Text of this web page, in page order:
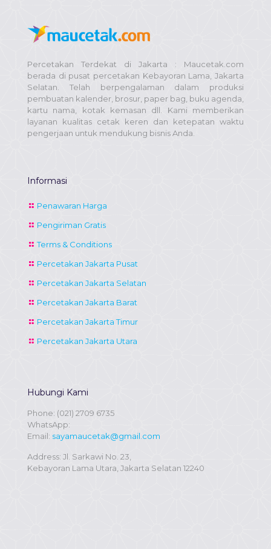
Percetakan Terdekat di Jakarta : Maucetak.com
berada di pusat percetakan Kebayoran Lama, Jakarta
Selatan. Telah berpengalaman dalam produksi
pembuatan kalender, brosur, paper bag, buku agenda,
kartu nama, kotak kemasan dll. Kami memberikan
layanan kualitas cetak keren dan ketepatan waktu
pengerjaan untuk mendukung bisnis Anda.
Informasi
Penawaran Harga
Pengiriman Gratis
Terms & Conditions
Percetakan Jakarta Pusat
Percetakan Jakarta Selatan
Percetakan Jakarta Barat
Percetakan Jakarta Timur
Percetakan Jakarta Utara
Hubungi Kami
Phone: (021) 2709 6735
WhatsApp:
Email: sayamaucetak@gmail.com
Address: Jl. Sarkawi No. 23,
Kebayoran Lama Utara, Jakarta Selatan 12240